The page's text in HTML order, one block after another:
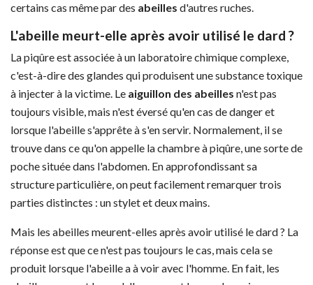
certains cas même par des abeilles d'autres ruches.
L'abeille meurt-elle après avoir utilisé le dard ?
La piqûre est associée à un laboratoire chimique complexe,
c'est-à-dire des glandes qui produisent une substance toxique
à injecter à la victime. Le aiguillon des abeilles n'est pas
toujours visible, mais n'est éversé qu'en cas de danger et
lorsque l'abeille s'apprête à s'en servir. Normalement, il se
trouve dans ce qu'on appelle la chambre à piqûre, une sorte de
poche située dans l'abdomen. En approfondissant sa
structure particulière, on peut facilement remarquer trois
parties distinctes : un stylet et deux mains.
Mais les abeilles meurent-elles après avoir utilisé le dard ? La
réponse est que ce n'est pas toujours le cas, mais cela se
produit lorsque l'abeille a à voir avec l'homme. En fait, les